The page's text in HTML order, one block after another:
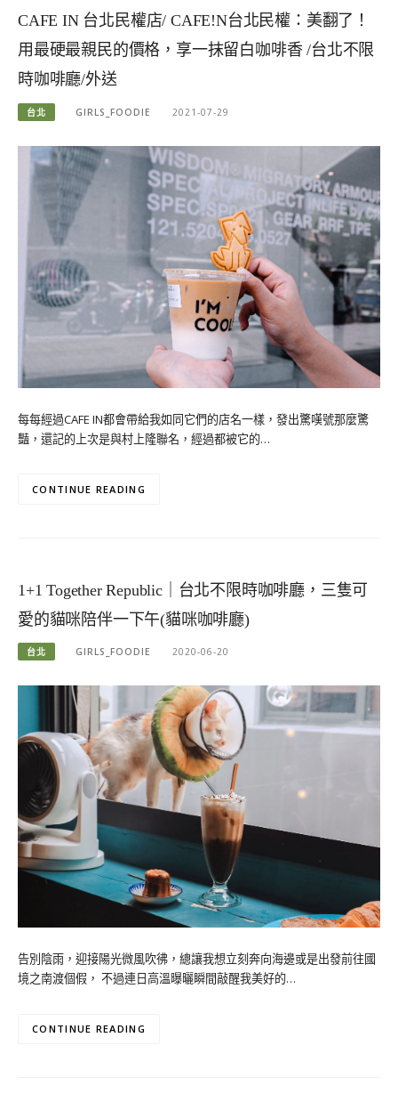
CAFE IN 台北民權店/ CAFE!N台北民權：美翻了！
用最硬最親民的價格，享一抹留白咖啡香 /台北不限
時咖啡廳/外送
台北 GIRLS_FOODIE 2021-07-29
每每經過CAFE IN都會帶給我如同它們的店名一樣，發出驚嘆號那麼驚
豔，還記的上次是與村上隆聯名，經過都被它的…
CONTINUE READING
1+1 Together Republic｜台北不限時咖啡廳，三隻可
愛的貓咪陪伴一下午(貓咪咖啡廳)
台北 GIRLS_FOODIE 2020-06-20
告別陰雨，迎接陽光微風吹彿，總讓我想立刻奔向海邊或是出發前往國
境之南渡個假， 不過連日高溫曝曬瞬間敲醒我美好的…
CONTINUE READING